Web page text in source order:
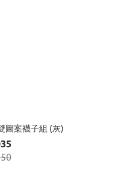
圖案襪子組 (灰)